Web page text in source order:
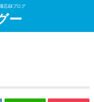
忘録ブログ
ー